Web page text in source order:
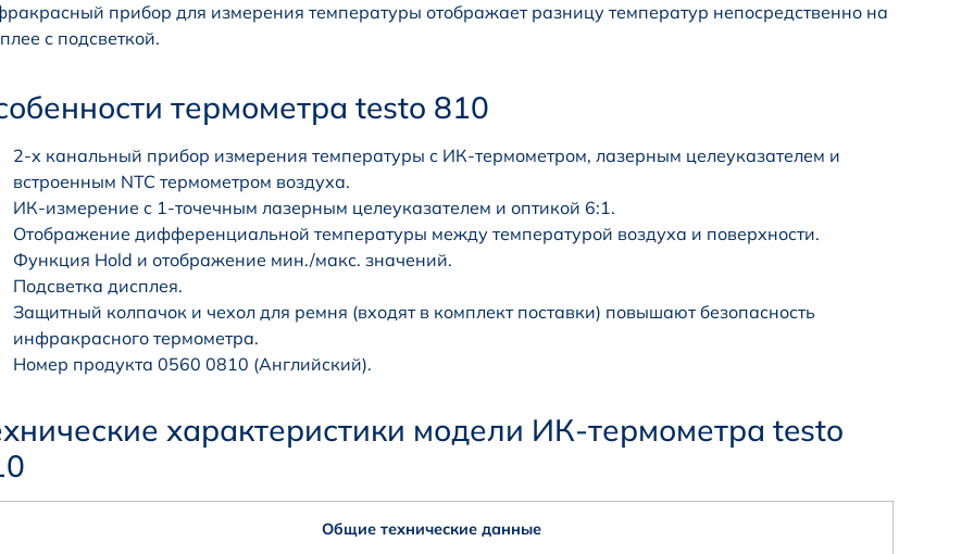
прибор для измерения температуры отображает разницу температур непосредственно на
с подсветкой.
термометра testo 810
2-х канальный прибор измерения температуры с ИК-термометром, лазерным целеуказателем и
встроенным NTC термометром воздуха.
ИК-измерение с 1-точечным лазерным целеуказателем и оптикой 6:1.
Отображение дифференциальной температуры между температурой воздуха и поверхности.
Функция Hold и отображение мин./макс. значений.
Подсветка дисплея.
Защитный колпачок и чехол для ремня (входят в комплект поставки) повышают безопасность
инфракрасного термометра.
Номер продукта 0560 0810 (Английский).
характеристики модели ИК-термометра testo
Общие технические данные